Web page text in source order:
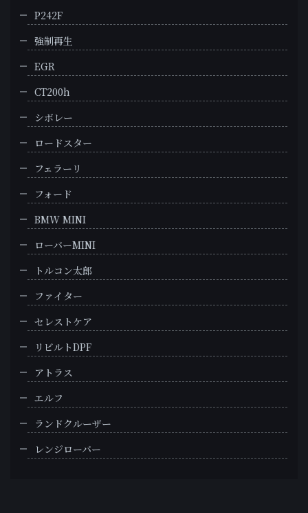
P242F
強制再生
EGR
CT200h
シボレー
ロードスター
フェラーリ
フォード
BMW MINI
ローバーMINI
トルコン太郎
ファイター
セレストケア
リビルトDPF
アトラス
エルフ
ランドクルーザー
レンジローバー